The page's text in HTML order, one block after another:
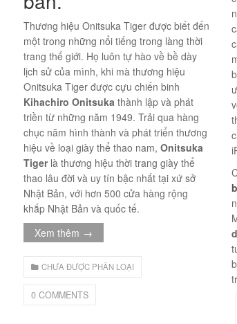
Thương hiệu Onitsuka Tiger được biết đến
một trong những nổi tiếng trong làng thời
trang thế giới. Họ luôn tự hào về bề dày
lịch sử của mình, khi mà thương hiệu
Onitsuka Tiger được cựu chiến binh
Kihachiro Onitsuka thành lập và phát
triền từ những năm 1949. Trải qua hàng
chục năm hình thành và phát triển thương
hiệu về loại giày thể thao nam, Onitsuka
Tigerlà thương hiệu thời trang giày thể
thao lâu đời và uy tín bậc nhất tại xứ sở
Nhật Bản, với hơn 500 cửa hàng rộng
khắp Nhật Bản và quốc tế.
Xem thêm →
CHƯA ĐƯỢC PHÂN LOẠI
0 COMMENTS